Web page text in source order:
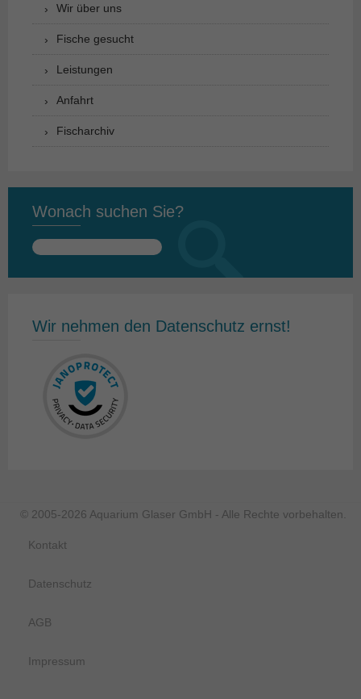
Wir über uns
Fische gesucht
Leistungen
Anfahrt
Fischarchiv
Wonach suchen Sie?
Suchen
Wir nehmen den Datenschutz ernst!
© 2005-2026 Aquarium Glaser GmbH - Alle Rechte vorbehalten.
Kontakt
Datenschutz
AGB
Impressum